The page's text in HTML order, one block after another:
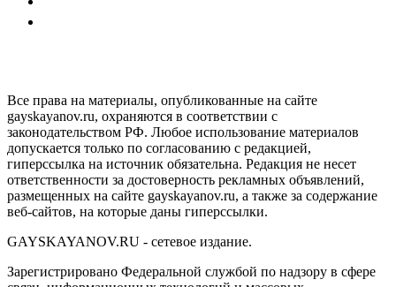
Все права на материалы, опубликованные на сайте
gayskayanov.ru, охраняются в соответствии с
законодательством РФ. Любое использование материалов
допускается только по согласованию с редакцией,
гиперссылка на источник обязательна. Редакция не несет
ответственности за достоверность рекламных объявлений,
размещенных на сайте gayskayanov.ru, а также за содержание
веб-сайтов, на которые даны гиперссылки.
GAYSKAYANOV.RU - сетевое издание.
Зарегистрировано Федеральной службой по надзору в сфере